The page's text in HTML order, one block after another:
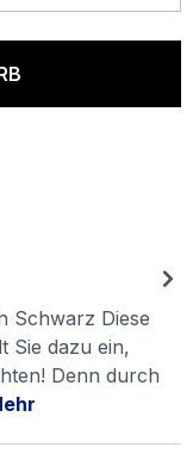
Schwarz Diese
Sie dazu ein,
Denn durch